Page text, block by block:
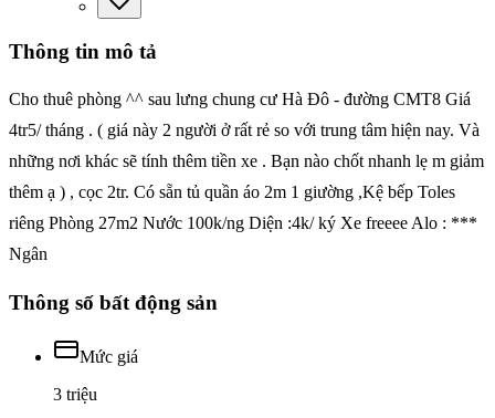
Thông tin mô tả
Cho thuê phòng ^^ sau lưng chung cư Hà Đô - đường CMT8 Giá
4tr5/ tháng . ( giá này 2 người ở rất rẻ so với trung tâm hiện nay. Và
những nơi khác sẽ tính thêm tiền xe . Bạn nào chốt nhanh lẹ m giảm
thêm ạ ) , cọc 2tr. Có sẵn tủ quần áo 2m 1 giường ,Kệ bếp Toles
riêng Phòng 27m2 Nước 100k/ng Diện :4k/ ký Xe freeee Alo : ***
Ngân
Thông số bất động sản
Mức giá
3 triệu